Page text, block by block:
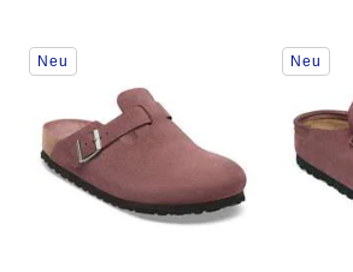
Durch
Anklicken
werden
die
Produktbilder
aktualisiert.
Neu
Durch
Anklicken
Farben
werden
die
Neu